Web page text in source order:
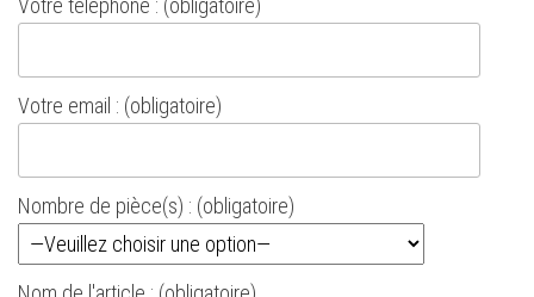
Votre téléphone : (obligatoire)
Votre email : (obligatoire)
Nombre de pièce(s) : (obligatoire)